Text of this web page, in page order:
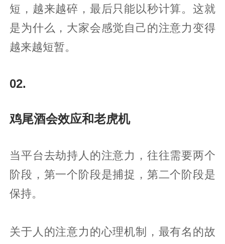
短，越来越碎，最后只能以秒计算。这就
是为什么，大家会感觉自己的注意力变得
越来越短暂。
02.
鸡尾酒会效应和老虎机
当平台去劫持人的注意力，往往需要两个
阶段，第一个阶段是捕捉，第二个阶段是
保持。
关于人的注意力的心理机制，最有名的故